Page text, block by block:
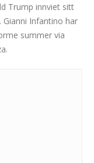
Trump innviet sitt
Gianni Infantino har
summer via